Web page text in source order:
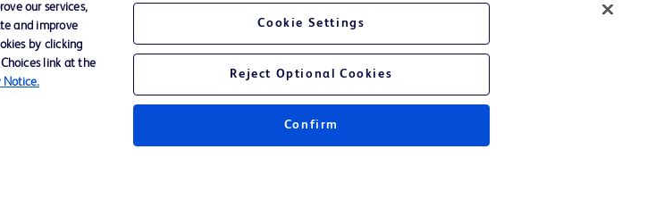
d’utilisation
our services,
and improve
by clicking
link at the
Notice.
Cookie Settings
Reject Optional Cookies
Confirm